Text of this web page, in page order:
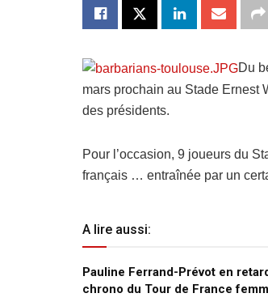
Du
mars prochain au Stade Ernest
des présidents.
Pour l’occasion, 9 joueurs du
français … entraînée par un
A lire aussi:
Pauline Ferrand-Prévot en
chrono du Tour de France